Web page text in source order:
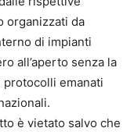
organizzati da
di impianti
all’aperto senza la
emanati
è vietato salvo che